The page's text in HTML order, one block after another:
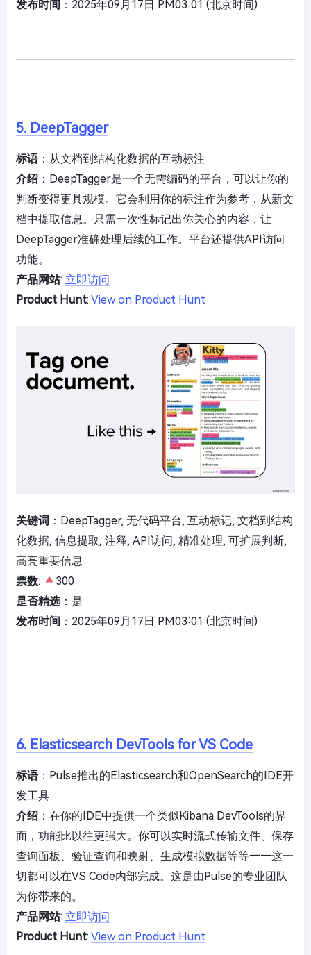
发布时间 ：2025年09月17日 PM03:01 (北京时间)
5. DeepTagger
标语：从文档到结构化数据的互动标注
介绍 ：DeepTagger是一个无需编码的平台，可以让你的
判断变得更具规模。它会利用你的标注作为参考，从新文
档中提取信息。只需一次性标记出你关心的内容，让
DeepTagger准确处理后续的工作。平台还提供API访问
功能。
产品网站: 立即访问
Product Hunt: View on Product Hunt
关键词 ：DeepTagger, 无代码平台, 互动标记, 文档到结构
化数据, 信息提取, 注释, API访问, 精准处理, 可扩展判断,
高亮重要信息
票数:
300
是否精选：是
发布时间 ：2025年09月17日 PM03:01 (北京时间)
6. Elasticsearch DevTools for VS Code
标语：Pulse推出的Elasticsearch和OpenSearch的IDE开
发工具
介绍 ：在你的IDE中提供一个类似Kibana DevTools的界
面，功能比以往更强大。你可以实时流式传输文件、保存
查询面板、验证查询和映射、生成模拟数据等等——这一
切都可以在VS Code内部完成。这是由Pulse的专业团队
为你带来的。
产品网站: 立即访问
Product Hunt: View on Product Hunt